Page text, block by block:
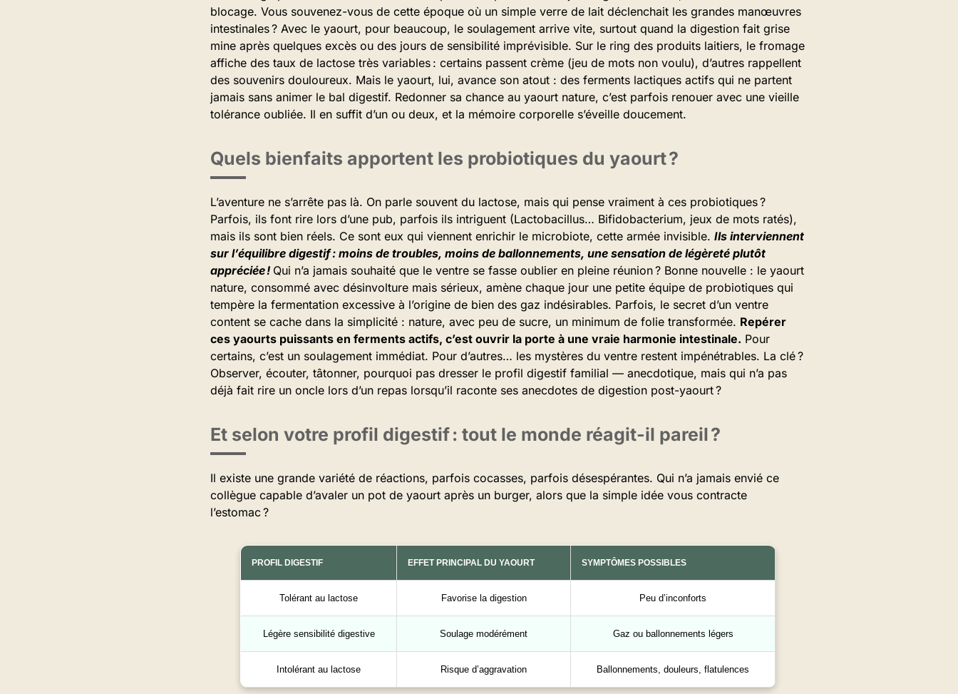
blocage. Vous souvenez-vous de cette époque où un simple verre de lait déclenchait les grandes manœuvres
intestinales ? Avec le yaourt, pour beaucoup, le soulagement arrive vite, surtout quand la digestion fait grise
mine après quelques excès ou des jours de sensibilité imprévisible. Sur le ring des produits laitiers, le fromage
affiche des taux de lactose très variables : certains passent crème (jeu de mots non voulu), d’autres rappellent
des souvenirs douloureux. Mais le yaourt, lui, avance son atout : des ferments lactiques actifs qui ne partent
jamais sans animer le bal digestif. Redonner sa chance au yaourt nature, c’est parfois renouer avec une vieille
tolérance oubliée. Il en suffit d’un ou deux, et la mémoire corporelle s’éveille doucement.
Quels bienfaits apportent les probiotiques du yaourt ?
L’aventure ne s’arrête pas là. On parle souvent du lactose, mais qui pense vraiment à ces probiotiques ?
Parfois, ils font rire lors d’une pub, parfois ils intriguent (Lactobacillus… Bifidobacterium, jeux de mots ratés),
mais ils sont bien réels. Ce sont eux qui viennent enrichir le microbiote, cette armée invisible. Ils interviennent
sur l’équilibre digestif : moins de troubles, moins de ballonnements, une sensation de légèreté plutôt
appréciée ! Qui n’a jamais souhaité que le ventre se fasse oublier en pleine réunion ? Bonne nouvelle : le yaourt
nature, consommé avec désinvolture mais sérieux, amène chaque jour une petite équipe de probiotiques qui
tempère la fermentation excessive à l’origine de bien des gaz indésirables. Parfois, le secret d’un ventre
content se cache dans la simplicité : nature, avec peu de sucre, un minimum de folie transformée. Repérer
ces yaourts puissants en ferments actifs, c’est ouvrir la porte à une vraie harmonie intestinale. Pour
certains, c’est un soulagement immédiat. Pour d’autres… les mystères du ventre restent impénétrables. La clé ?
Observer, écouter, tâtonner, pourquoi pas dresser le profil digestif familial — anecdotique, mais qui n’a pas
déjà fait rire un oncle lors d’un repas lorsqu’il raconte ses anecdotes de digestion post-yaourt ?
Et selon votre profil digestif : tout le monde réagit-il pareil ?
Il existe une grande variété de réactions, parfois cocasses, parfois désespérantes. Qui n’a jamais envié ce
collègue capable d’avaler un pot de yaourt après un burger, alors que la simple idée vous contracte
l’estomac ?
PROFIL DIGESTIF EFFET PRINCIPAL DU YAOURT SYMPTÔMES POSSIBLES
Tolérant au lactose Favorise la digestion Peu d’inconforts
Légère sensibilité digestive Soulage modérément Gaz ou ballonnements légers
Intolérant au lactose Risque d’aggravation Ballonnements, douleurs, flatulences